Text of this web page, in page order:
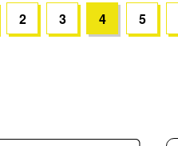
2 3 4 5